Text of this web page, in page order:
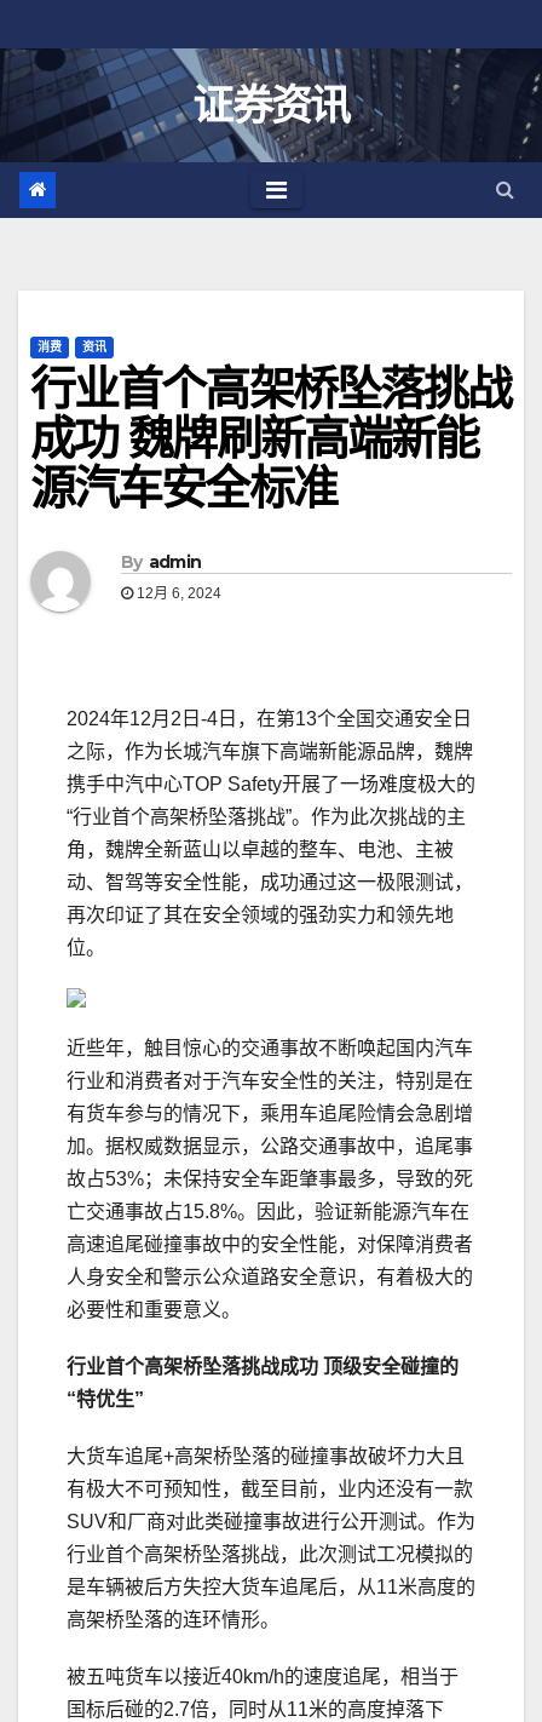
至
证券资讯
消费 资讯
行业首个高架桥坠落挑战
成功 魏牌刷新高端新能
源汽车安全标准
By admin
12月 6, 2024
2024年12月2日-4日，在第13个全国交通安全日
之际，作为长城汽车旗下高端新能源品牌，魏牌
携手中汽中心TOP Safety开展了一场难度极大的
“行业首个高架桥坠落挑战”。作为此次挑战的主
角，魏牌全新蓝山以卓越的整车、电池、主被
动、智驾等安全性能，成功通过这一极限测试，
再次印证了其在安全领域的强劲实力和领先地
位。
近些年，触目惊心的交通事故不断唤起国内汽车
行业和消费者对于汽车安全性的关注，特别是在
有货车参与的情况下，乘用车追尾险情会急剧增
加。据权威数据显示，公路交通事故中，追尾事
故占53%；未保持安全车距肇事最多，导致的死
亡交通事故占15.8%。因此，验证新能源汽车在
高速追尾碰撞事故中的安全性能，对保障消费者
人身安全和警示公众道路安全意识，有着极大的
必要性和重要意义。
行业首个高架桥坠落挑战成功 顶级安全碰撞的
“特优生”
大货车追尾+高架桥坠落的碰撞事故破坏力大且
有极大不可预知性，截至目前，业内还没有一款
SUV和厂商对此类碰撞事故进行公开测试。作为
行业首个高架桥坠落挑战，此次测试工况模拟的
是车辆被后方失控大货车追尾后，从11米高度的
高架桥坠落的连环情形。
被五吨货车以接近40km/h的速度追尾，相当于
国标后碰的2.7倍，同时从11米的高度掉落下